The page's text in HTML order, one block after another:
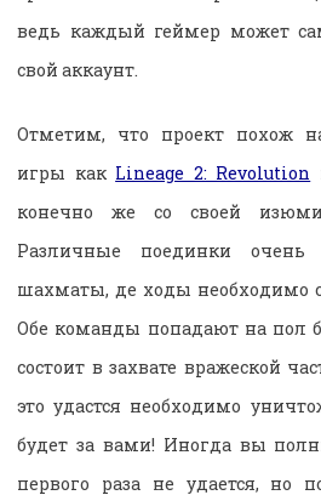
ведь каждый геймер может
свой аккаунт.
Отметим, что проект похож
игры как Lineage 2: Revolution
конечно же со своей
Различные поединки
шахматы, де ходы необходимо
Обе команды попадают на пол
состоит в захвате вражеской
это удастся необходимо
будет за вами! Иногда вы
первого раза не удается, но